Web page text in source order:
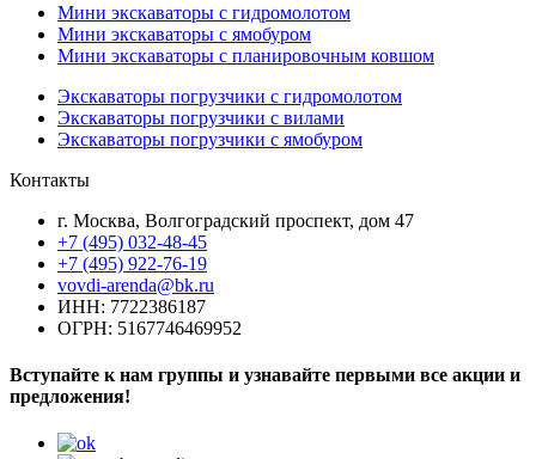
Мини экскаваторы с гидромолотом
Мини экскаваторы с ямобуром
Мини экскаваторы с планировочным ковшом
Экскаваторы погрузчики с гидромолотом
Экскаваторы погрузчики с вилами
Экскаваторы погрузчики с ямобуром
Контакты
г. Москва, Волгоградский проспект, дом 47
+7 (495) 032-48-45
+7 (495) 922-76-19
vovdi-arenda@bk.ru
ИНН: 7722386187
ОГРН: 5167746469952
Вступайте к нам группы и узнавайте первыми все акции и
предложения!